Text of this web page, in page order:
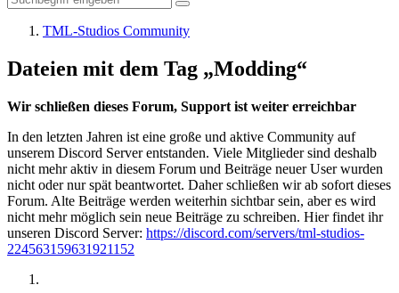
TML-Studios Community
Dateien mit dem Tag „Modding“
Wir schließen dieses Forum, Support ist weiter erreichbar
In den letzten Jahren ist eine große und aktive Community auf
unserem Discord Server entstanden. Viele Mitglieder sind deshalb
nicht mehr aktiv in diesem Forum und Beiträge neuer User wurden
nicht oder nur spät beantwortet. Daher schließen wir ab sofort dieses
Forum. Alte Beiträge werden weiterhin sichtbar sein, aber es wird
nicht mehr möglich sein neue Beiträge zu schreiben. Hier findet ihr
unseren Discord Server: https://discord.com/servers/tml-studios-
224563159631921152